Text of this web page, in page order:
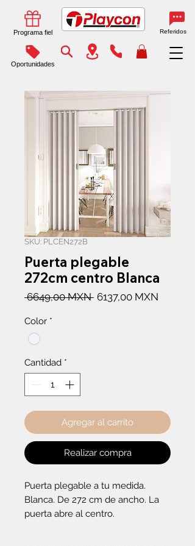
Programa fiel Referidos
Oportunidades
SKU: PLCEN272B
Puerta plegable
272cm centro Blanca
6649,00 MXN Precio
6137,00 MXN
Color *
Cantidad *
Agregar al carrito
Realizar compra
Puerta plegable a tu medida.
Blanca. De 272 cm de ancho. La
puerta abre al centro.